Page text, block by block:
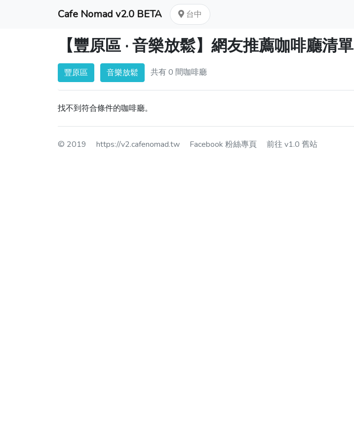
Cafe Nomad v2.0 BETA 台中
【豐原區 · 音樂放鬆】網友推薦咖啡廳清單
豐原區 音樂放鬆 共有 0 間咖啡廳
找不到符合條件的咖啡廳。
© 2019 https://v2.cafenomad.tw Facebook 粉絲專頁 前往 v1.0 舊站